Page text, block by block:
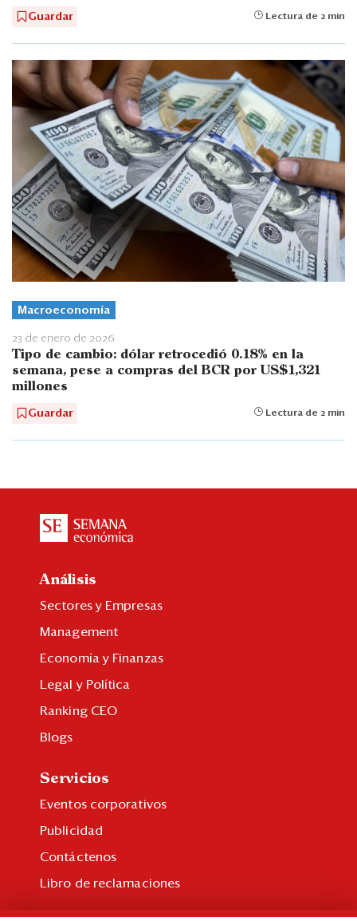
Guardar Lectura de 2 min
Macroeconomía
23 de enero de 2026
Tipo de cambio: dólar retrocedió 0.18% en la
semana, pese a compras del BCR por US$1,321
millones
Guardar Lectura de 2 min
Análisis
Sectores y Empresas
Management
Economía y Finanzas
Legal y Política
Ranking CEO
Blogs
Servicios
Eventos corporativos
Publicidad
Contáctenos
Libro de reclamaciones